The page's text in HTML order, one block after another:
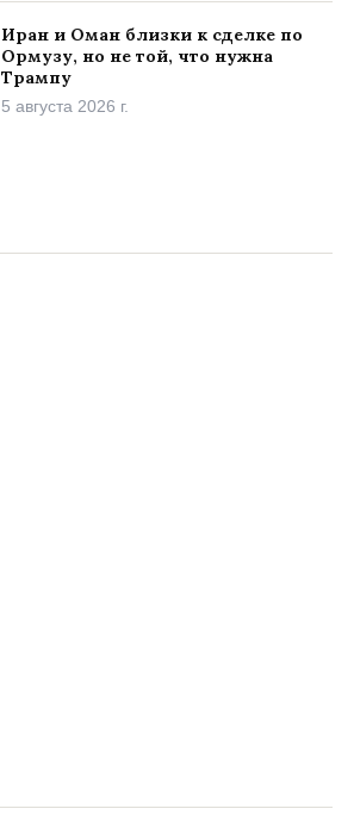
Иран и Оман близки к сделке по
Ормузу, но не той, что нужна
Трампу
5 августа 2026 г.